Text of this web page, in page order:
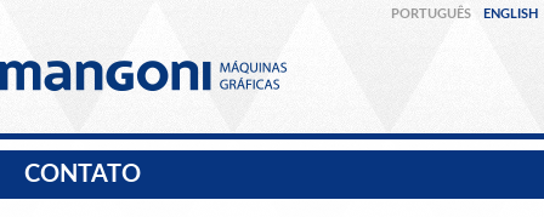
PORTUGUÊS ENGLISH
CONTATO